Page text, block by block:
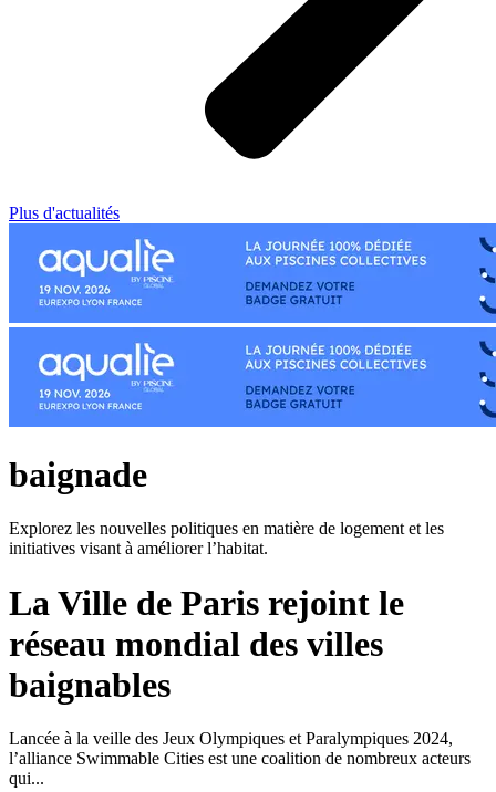
Plus d'actualités
baignade
Explorez les nouvelles politiques en matière de logement et les
initiatives visant à améliorer l’habitat.
La Ville de Paris rejoint le
réseau mondial des villes
baignables
Lancée à la veille des Jeux Olympiques et Paralympiques 2024,
l’alliance Swimmable Cities est une coalition de nombreux acteurs
qui...